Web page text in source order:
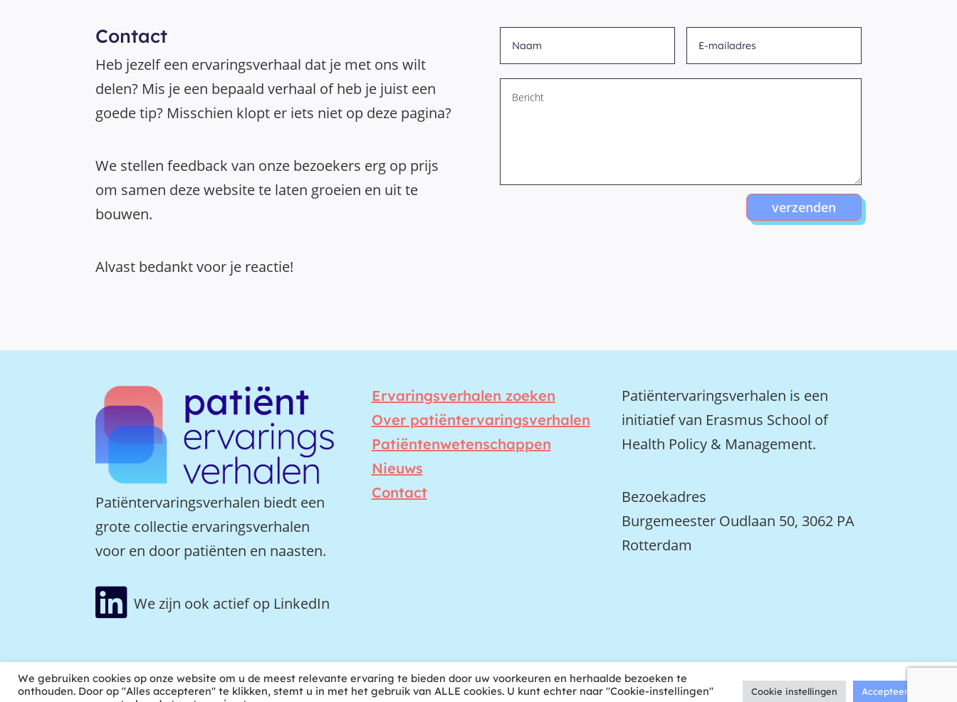
Contact
Heb jezelf een ervaringsverhaal dat je met ons wilt
delen? Mis je een bepaald verhaal of heb je juist een
goede tip? Misschien klopt er iets niet op deze pagina?
We stellen feedback van onze bezoekers erg op prijs
om samen deze website te laten groeien en uit te
bouwen.
Alvast bedankt voor je reactie!
verzenden
Patiëntervaringsverhalen biedt een
grote collectie ervaringsverhalen
voor en door patiënten en naasten.
Ervaringsverhalen zoeken
Over patiëntervaringsverhalen
Patiëntenwetenschappen
Nieuws
Contact
Patiëntervaringsverhalen is een
initiatief van Erasmus School of
Health Policy & Management.
Bezoekadres
Burgemeester Oudlaan 50, 3062 PA
Rotterdam
 We zijn ook actief op LinkedIn
ontwikkeld door tweekoppig
We gebruiken cookies op onze website om u de meest relevante ervaring te bieden door uw voorkeuren en herhaalde bezoeken te
onthouden. Door op "Alles accepteren" te klikken, stemt u in met het gebruik van ALLE cookies. U kunt echter naar "Cookie-instellingen"
Cookie instellingen Accepteer alles